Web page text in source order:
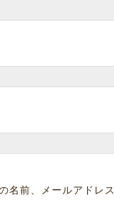
前、メールアドレ